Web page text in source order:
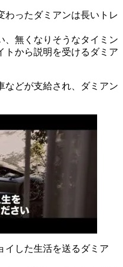
わったダミアンは長いトレ
、無くなりそうなタイミン
トから説明を受けるダミア
などが支給され、ダミアン
イした生活を送るダミア